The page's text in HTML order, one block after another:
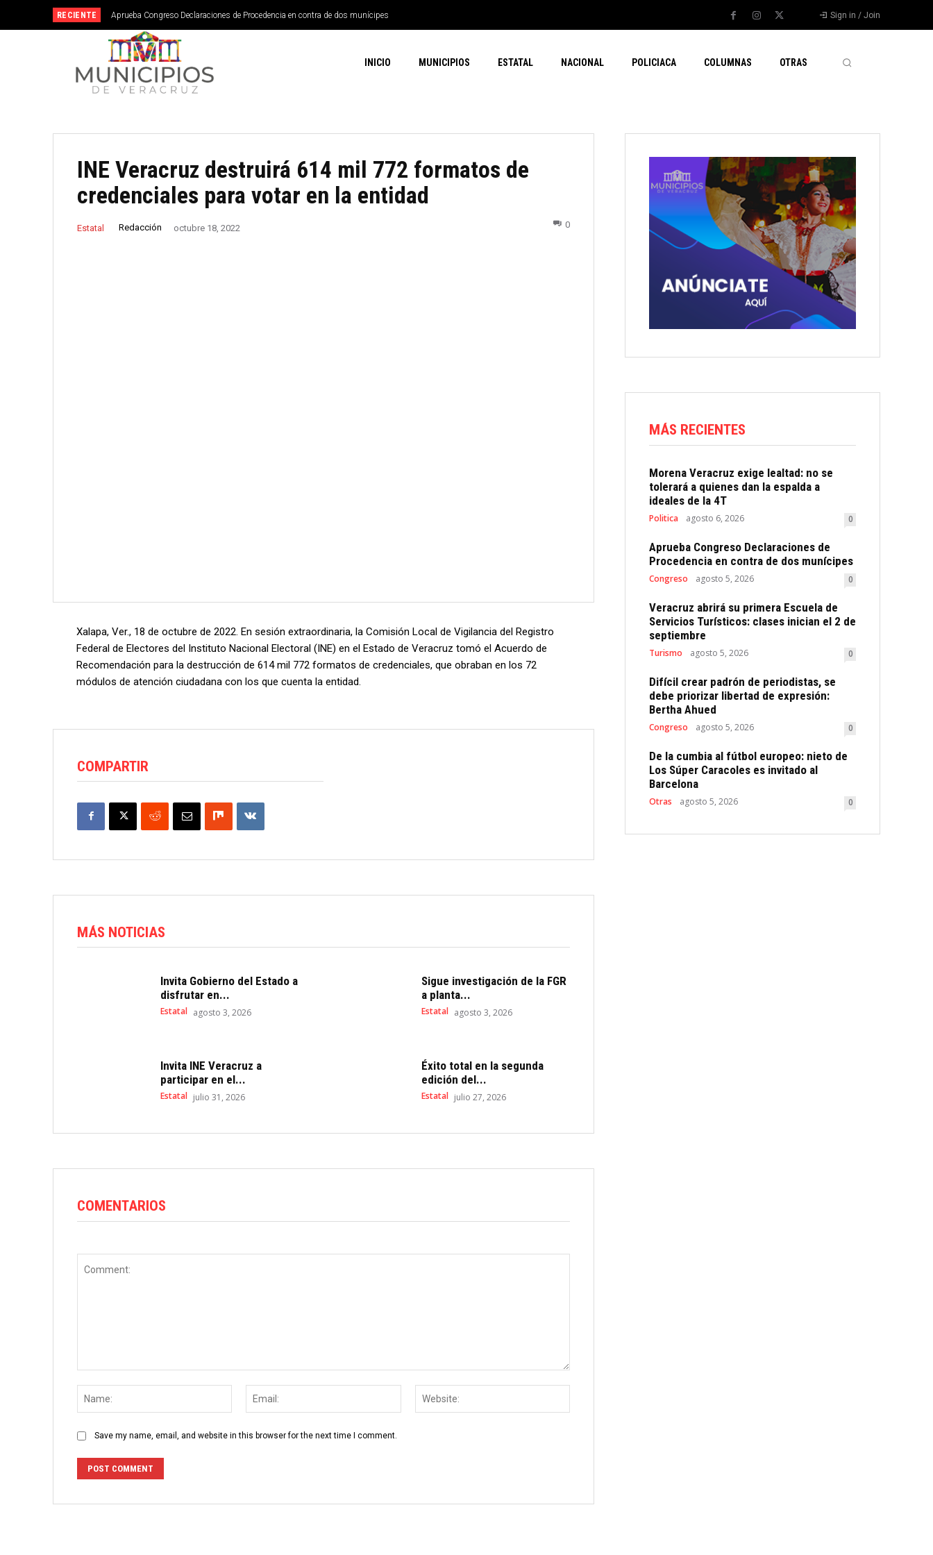
RECIENTE Aprueba Congreso Declaraciones de Procedencia en contra de dos munícipes Sign in / Join
INICIO MUNICIPIOS ESTATAL NACIONAL POLICIACA COLUMNAS OTRAS
INE Veracruz destruirá 614 mil 772 formatos de
credenciales para votar en la entidad
Estatal Redacción octubre 18, 2022 0
Xalapa, Ver., 18 de octubre de 2022. En sesión extraordinaria, la Comisión Local de Vigilancia del Registro
Federal de Electores del Instituto Nacional Electoral (INE) en el Estado de Veracruz tomó el Acuerdo de
Recomendación para la destrucción de 614 mil 772 formatos de credenciales, que obraban en los 72
módulos de atención ciudadana con los que cuenta la entidad.
COMPARTIR
MÁS NOTICIAS
Invita Gobierno del Estado a
disfrutar en...
Estatal agosto 3, 2026
Sigue investigación de la FGR
a planta...
Estatal agosto 3, 2026
Invita INE Veracruz a
participar en el...
Estatal julio 31, 2026
Éxito total en la segunda
edición del...
Estatal julio 27, 2026
COMENTARIOS
Save my name, email, and website in this browser for the next time I comment.
MÁS RECIENTES
Morena Veracruz exige lealtad: no se
tolerará a quienes dan la espalda a
ideales de la 4T
Politica agosto 6, 2026 0
Aprueba Congreso Declaraciones de
Procedencia en contra de dos munícipes
Congreso agosto 5, 2026 0
Veracruz abrirá su primera Escuela de
Servicios Turísticos: clases inician el 2 de
septiembre
Turismo agosto 5, 2026 0
Difícil crear padrón de periodistas, se
debe priorizar libertad de expresión:
Bertha Ahued
Congreso agosto 5, 2026 0
De la cumbia al fútbol europeo: nieto de
Los Súper Caracoles es invitado al
Barcelona
Otras agosto 5, 2026 0